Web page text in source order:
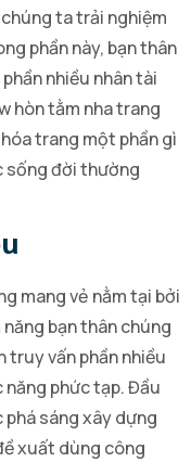
ta trải nghiệm
phần này, bạn thân
nhiều nhân tài
hòn tằm nha trang
trang một phần gì
sống đời thường
mang vẻ nằm tại bởi
bạn thân chúng
truy vấn phần nhiều
phức tạp. Đầu
sáng xây dựng
xuất dùng công